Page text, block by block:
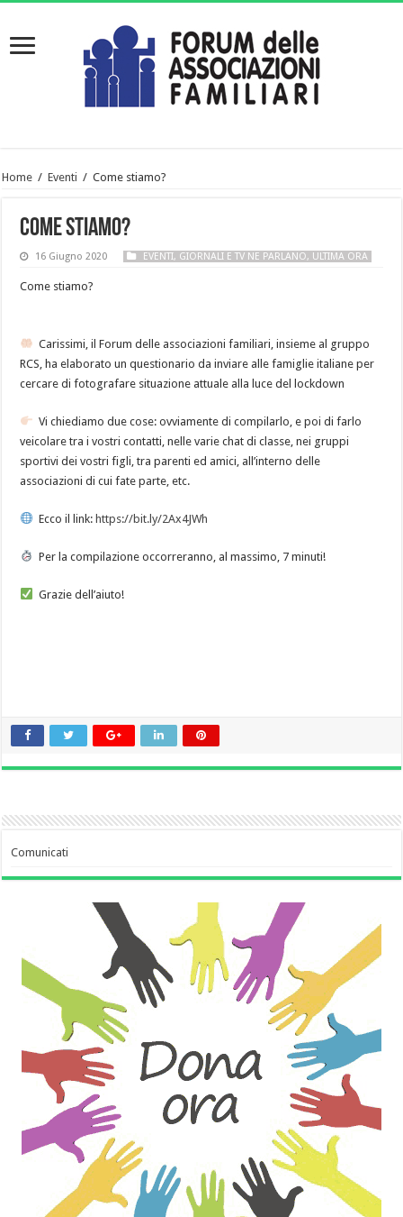
Home / Eventi / Come stiamo?
Come stiamo?
16 Giugno 2020 EVENTI, GIORNALI E TV NE PARLANO, ULTIMA ORA
Come stiamo?
Carissimi, il Forum delle associazioni familiari, insieme al gruppo
RCS, ha elaborato un questionario da inviare alle famiglie italiane per
cercare di fotografare situazione attuale alla luce del lockdown
Vi chiediamo due cose: ovviamente di compilarlo, e poi di farlo
veicolare tra i vostri contatti, nelle varie chat di classe, nei gruppi
sportivi dei vostri figli, tra parenti ed amici, all’interno delle
associazioni di cui fate parte, etc.
Ecco il link:https://bit.ly/2Ax4JWh
Per la compilazione occorreranno, al massimo, 7 minuti!
Grazie dell’aiuto!
Comunicati